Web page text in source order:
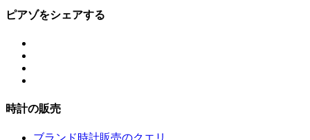
ピアゾをシェアする
時計の販売
ブランド時計販売のクエリ